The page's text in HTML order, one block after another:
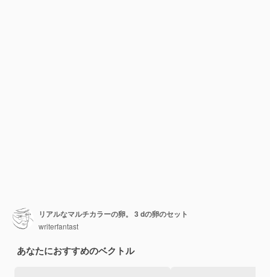
リアルなマルチカラーの卵。 3 dの卵のセット
writerfantast
あなたにおすすめのベクトル